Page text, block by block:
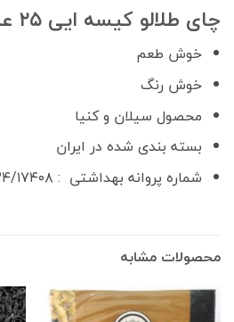
چای طلالو کیسه ایی ۲۵ عددی هلدار
خوش طعم
خوش رنگ
محصول سیلان و کنیا
بسته بندی شده در ایران
شماره پروانه بهداشتی : ۳۴/۱۷۴۰۸
محصولات مشابه